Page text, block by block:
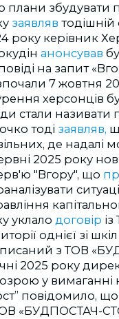
плани збудувати
заявляв
року керівник
анонсував
на запит
7 жовтня
херсонців
стали називати
тоді заявляв,
де надалі
2025 року
"Вгору", що
уклало договір
однієї зі
з ТОВ
2025 року
у вимаганні
повідомило,
«БУДПОСТАЧ-